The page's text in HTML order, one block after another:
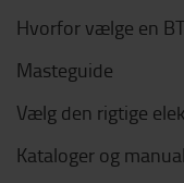
Hvorfor vælge en
Masteguide
Vælg den rigtige
Kataloger og